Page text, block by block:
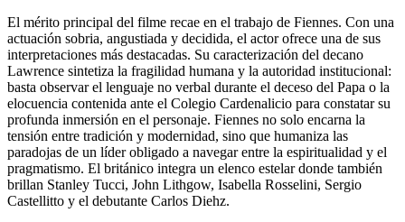
El mérito principal del filme recae en el trabajo de Fiennes. Con una
actuación sobria, angustiada y decidida, el actor ofrece una de sus
interpretaciones más destacadas. Su caracterización del decano
Lawrence sintetiza la fragilidad humana y la autoridad institucional:
basta observar el lenguaje no verbal durante el deceso del Papa o la
elocuencia contenida ante el Colegio Cardenalicio para constatar su
profunda inmersión en el personaje. Fiennes no solo encarna la
tensión entre tradición y modernidad, sino que humaniza las
paradojas de un líder obligado a navegar entre la espiritualidad y el
pragmatismo. El británico integra un elenco estelar donde también
brillan Stanley Tucci, John Lithgow, Isabella Rosselini, Sergio
Castellitto y el debutante Carlos Diehz.